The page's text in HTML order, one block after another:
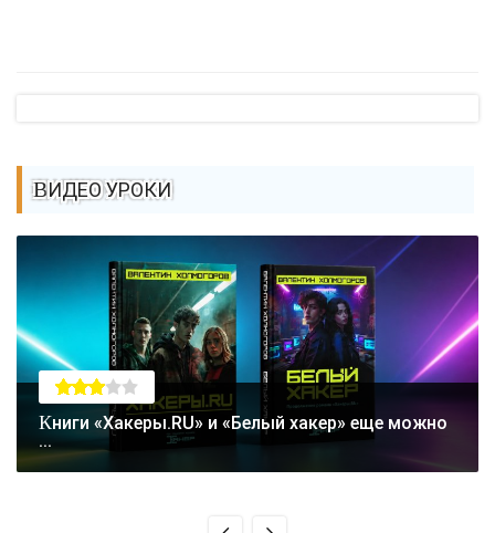
ВИДЕО УРОКИ
Книги «Хакеры.RU» и «Белый хакер» еще можно
...